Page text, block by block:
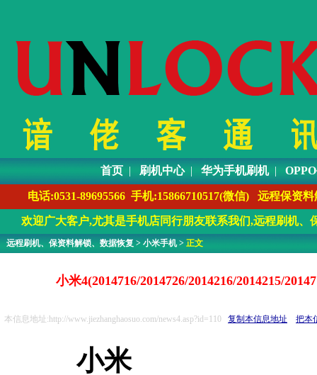
首页| 刷机中心| 华为手机刷机|
电话:0531-89695566 手机:15866710517(微信) 远程保资
欢迎广大客户,尤其是手机店同行朋友联系我们,远程刷机
远程刷机、保资料解锁、数据恢复 > 小米手机> 正文
小米4(2014716/2014726/2014216/2014215/
本信息地址:http://www.jiezhanghaosuo.com/news4.asp?id=110 复制本信息地址 把本
小米